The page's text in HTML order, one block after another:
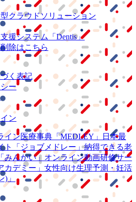
クラウドソリューション
支援システム
「Dentis」
除はこちら
く表記
ー
ン
イン医療事典 「MEDLEY」
日本最
ト 「ジョブメドレー」納得できる老
「みんかい」 オンライン動画研修サー
カデミー」 女性向け生理予測・妊活
)」